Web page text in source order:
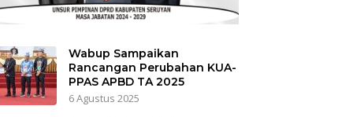
Wabup Sampaikan
Rancangan Perubahan KUA-
PPAS APBD TA 2025
6 Agustus 2025